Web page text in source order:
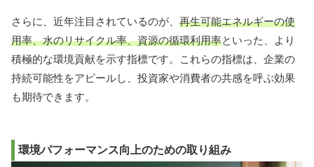
さらに、近年注目されているのが、 再生可能エネルギーの使
用率、水のリサイクル率、資源の循環利用率といった、より
積極的な環境貢献を示す指標です。これらの指標は、企業の
持続可能性をアピールし、投資家や消費者の共感を呼ぶ効果
も期待できます。
環境パフォーマンス向上のための取り組み